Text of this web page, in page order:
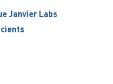
Janvier Labs